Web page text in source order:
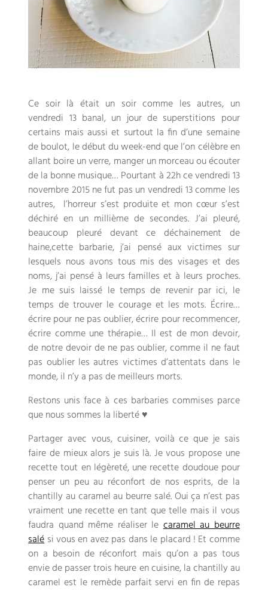
Ce soir là était un soir comme les autres, un
vendredi 13 banal, un jour de superstitions pour
certains mais aussi et surtout la fin d’une semaine
de boulot, le début du week-end que l’on célèbre en
allant boire un verre, manger un morceau ou écouter
de la bonne musique… Pourtant à 22h ce vendredi 13
novembre 2015 ne fut pas un vendredi 13 comme les
autres, l’horreur s’est produite et mon cœur s’est
déchiré en un millième de secondes. J’ai pleuré,
beaucoup pleuré devant ce déchainement de
haine,cette barbarie, j’ai pensé aux victimes sur
lesquels nous avons tous mis des visages et des
noms, j’ai pensé à leurs familles et à leurs proches.
Je me suis laissé le temps de revenir par ici, le
temps de trouver le courage et les mots. Écrire…
écrire pour ne pas oublier, écrire pour recommencer,
écrire comme une thérapie… Il est de mon devoir,
de notre devoir de ne pas oublier, comme il ne faut
pas oublier les autres victimes d’attentats dans le
monde, il n’y a pas de meilleurs morts.
Restons unis face à ces barbaries commises parce
que nous sommes la liberté ♥
Partager avec vous, cuisiner, voilà ce que je sais
faire de mieux alors je suis là. Je vous propose une
recette tout en légèreté, une recette doudoue pour
penser un peu au réconfort de nos esprits, de la
chantilly au caramel au beurre salé. Oui ça n’est pas
vraiment une recette en tant que telle mais il vous
faudra quand même réaliser lecaramel au beurre
salési vous en avez pas dans le placard ! Et comme
on a besoin de réconfort mais qu’on a pas tous
envie de passer trois heure en cuisine, la chantilly au
caramel est le remède parfait servi en fin de repas